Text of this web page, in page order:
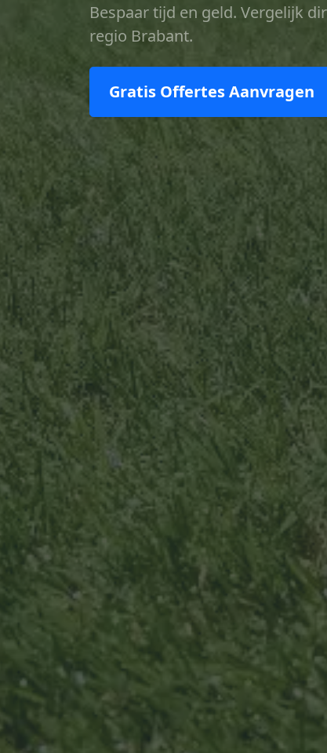
Bespaar tijd en geld. Vergelijk
regio Brabant.
Gratis Offertes Aanvragen